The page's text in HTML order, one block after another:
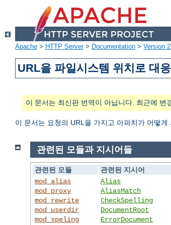
Apache > HTTP Server> Documentation > Version
URL을 파일시스템 위치로 대응
이 문서는 최신판 번역이 아닙니다. 최근에 변
이 문서는 요청의 URL을 가지고 아파치가 어떻
관련된 모듈과 지시어들
관련된 모듈
관련된 지시어
mod_alias
mod_proxy
mod_rewrite
mod_userdir
mod_speling
Alias
AliasMatch
CheckSpelling
DocumentRoot
ErrorDocument